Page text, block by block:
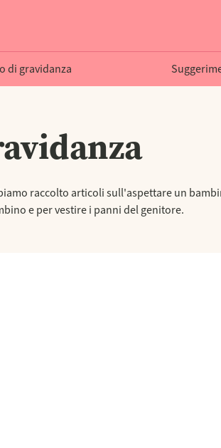
di gravidanza
raccolto articoli sull'aspettare un
e per vestire i panni del genitore.